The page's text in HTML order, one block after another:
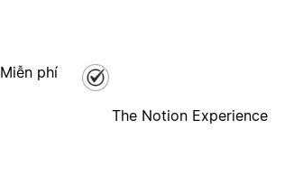
Miễn phí
The Notion Experience